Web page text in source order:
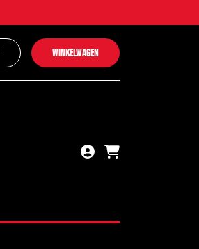
WINKELWAGEN